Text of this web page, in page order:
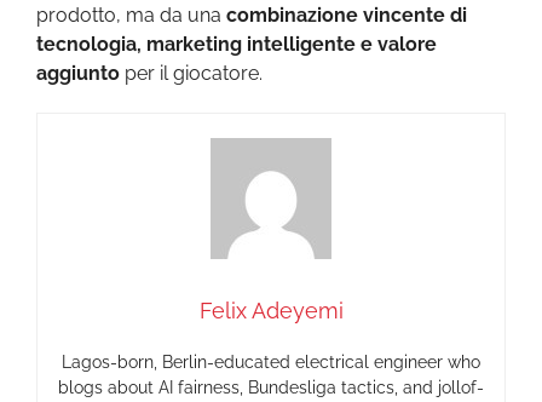
prodotto, ma da una combinazione vincente di
tecnologia, marketing intelligente e valore
aggiunto per il giocatore.
Felix Adeyemi
Lagos-born, Berlin-educated electrical engineer who
blogs about AI fairness, Bundesliga tactics, and jollof-